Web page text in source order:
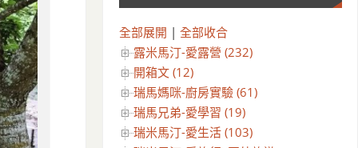
全部展開 | 全部收合
露米馬汀-愛露營 (232)
開箱文 (12)
瑞馬媽咪-廚房實驗 (61)
瑞馬兄弟-愛學習 (19)
瑞米馬汀-愛生活 (103)